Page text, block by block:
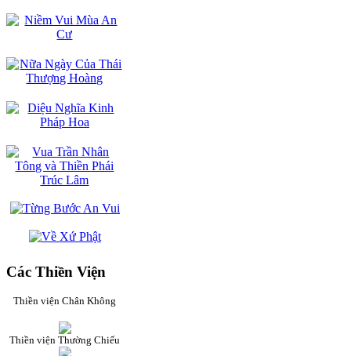
Các Thiền Viện
Thiền viện Chân Không
Thiền viện Thường Chiếu